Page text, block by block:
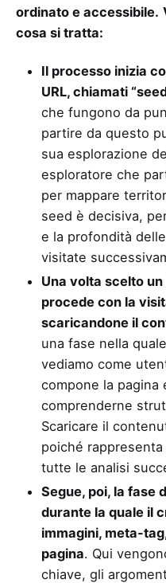
ordinato e accessibile.
cosa si tratta:
Il processo inizia
URL, chiamati “seed
che fungono da
partire da questo
sua esplorazione
esploratore che
per mappare
seed è decisiva,
e la profondità
visitate
Una volta scelto
procede con la
scaricandone il
una fase nella
vediamo come
compone la pagina
comprenderne
Scaricare il
poiché
tutte le analisi
Segue, poi, la fase
durante la quale il
immagini, meta-
pagina. Qui
chiave, gli